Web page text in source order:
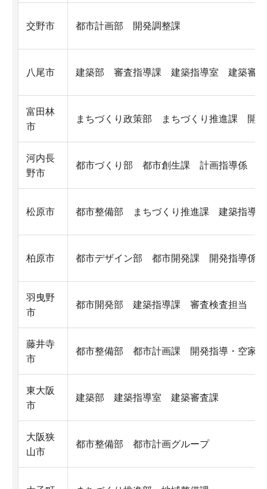
交野市 都市計画部 開発調整課
八尾市 建築部 審査指導課 建築指導室 建築審
富田林
市
まちづくり政策部 まちづくり推進課 開発
河内長
野市
都市づくり部 都市創生課 計画指導係
松原市 都市整備部 まちづくり推進課 建築指導係
柏原市 都市デザイン部 都市開発課 開発指導係
羽曳野
市
都市開発部 建築指導課 審査検査担当
藤井寺
市
都市整備部 都市計画課 開発指導・空家対
東大阪
市
建築部 建築指導室 建築審査課
大阪狭
山市
都市整備部 都市計画グループ